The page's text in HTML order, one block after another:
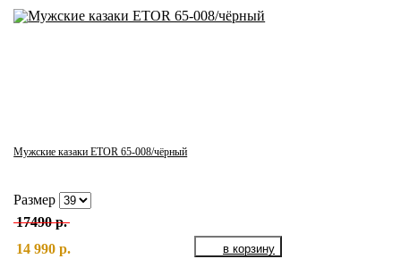
Мужские казаки ETOR 65-008/чёрный
Размер
17490 р.
14 990 р.